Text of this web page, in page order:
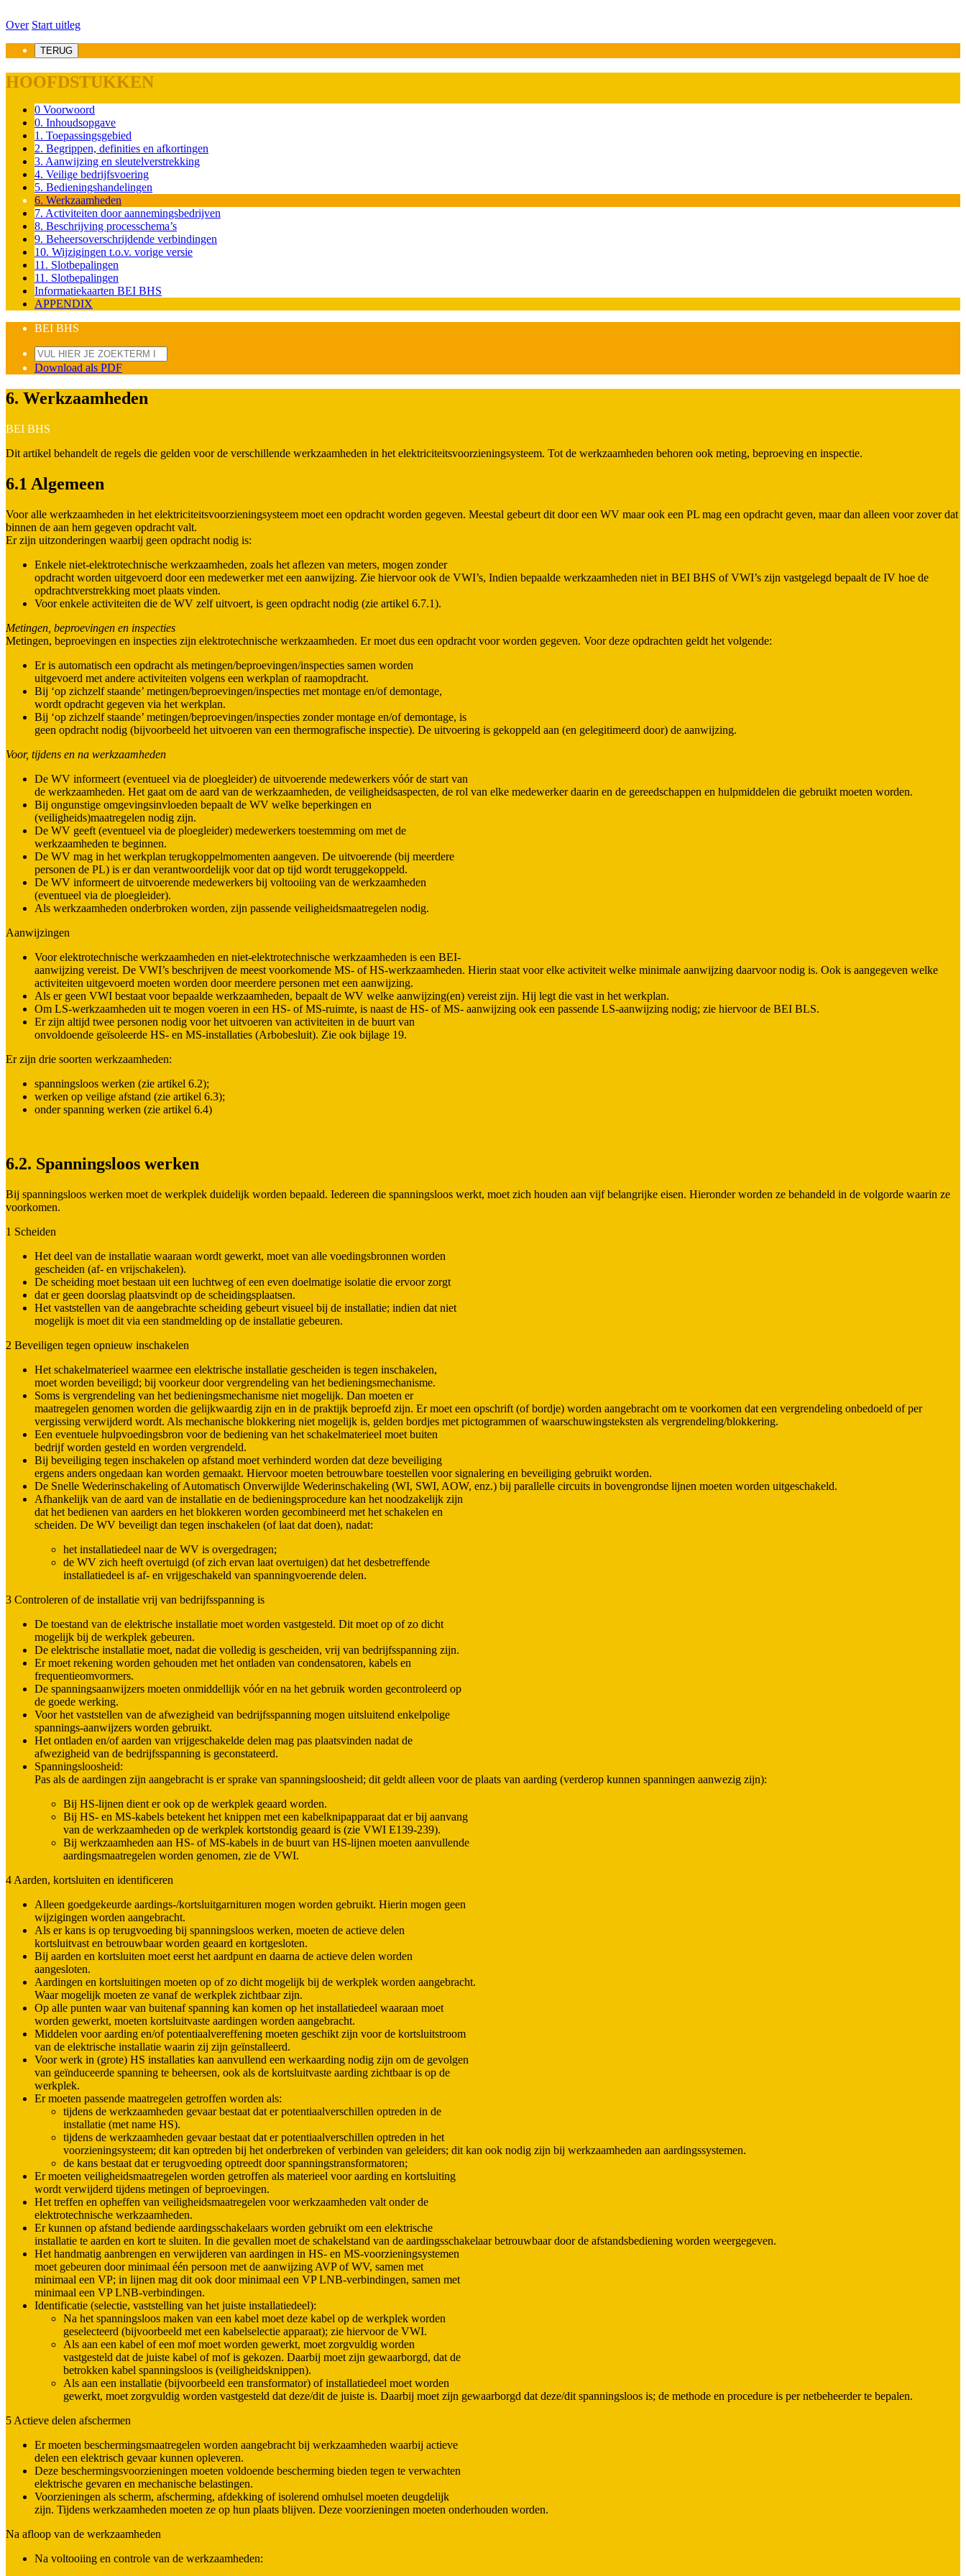
Over Start uitleg
TERUG
HOOFDSTUKKEN
0 Voorwoord
0. Inhoudsopgave
1. Toepassingsgebied
2. Begrippen, definities en afkortingen
3. Aanwijzing en sleutelverstrekking
4. Veilige bedrijfsvoering
5. Bedieningshandelingen
6. Werkzaamheden
7. Activiteiten door aannemingsbedrijven
8. Beschrijving processchema’s
9. Beheersoverschrijdende verbindingen
10. Wijzigingen t.o.v. vorige versie
11. Slotbepalingen
11. Slotbepalingen
Informatiekaarten BEI BHS
APPENDIX
BEI BHS
Download als PDF
6. Werkzaamheden
BEI BHS
Dit artikel behandelt de regels die gelden voor de verschillende werkzaamheden in het elektriciteitsvoorzieningsysteem. Tot de werkzaamheden behoren ook meting, beproeving en inspectie.
6.1 Algemeen
Voor alle werkzaamheden in het elektriciteitsvoorzieningsysteem moet een opdracht worden gegeven. Meestal gebeurt dit door een WV maar ook een PL mag een opdracht geven, maar dan alleen voor zover dat
binnen de aan hem gegeven opdracht valt.
Er zijn uitzonderingen waarbij geen opdracht nodig is:
Enkele niet-elektrotechnische werkzaamheden, zoals het aflezen van meters, mogen zonder
opdracht worden uitgevoerd door een medewerker met een aanwijzing. Zie hiervoor ook de VWI’s, Indien bepaalde werkzaamheden niet in BEI BHS of VWI’s zijn vastgelegd bepaalt de IV hoe de
opdrachtverstrekking moet plaats vinden.
Voor enkele activiteiten die de WV zelf uitvoert, is geen opdracht nodig (zie artikel 6.7.1).
Metingen, beproevingen en inspecties
Metingen, beproevingen en inspecties zijn elektrotechnische werkzaamheden. Er moet dus een opdracht voor worden gegeven. Voor deze opdrachten geldt het volgende:
Er is automatisch een opdracht als metingen/beproevingen/inspecties samen worden
uitgevoerd met andere activiteiten volgens een werkplan of raamopdracht.
Bij ‘op zichzelf staande’ metingen/beproevingen/inspecties met montage en/of demontage,
wordt opdracht gegeven via het werkplan.
Bij ‘op zichzelf staande’ metingen/beproevingen/inspecties zonder montage en/of demontage, is
geen opdracht nodig (bijvoorbeeld het uitvoeren van een thermografische inspectie). De uitvoering is gekoppeld aan (en gelegitimeerd door) de aanwijzing.
Voor, tijdens en na werkzaamheden
De WV informeert (eventueel via de ploegleider) de uitvoerende medewerkers vóór de start van
de werkzaamheden. Het gaat om de aard van de werkzaamheden, de veiligheidsaspecten, de rol van elke medewerker daarin en de gereedschappen en hulpmiddelen die gebruikt moeten worden.
Bij ongunstige omgevingsinvloeden bepaalt de WV welke beperkingen en
(veiligheids)maatregelen nodig zijn.
De WV geeft (eventueel via de ploegleider) medewerkers toestemming om met de
werkzaamheden te beginnen.
De WV mag in het werkplan terugkoppelmomenten aangeven. De uitvoerende (bij meerdere
personen de PL) is er dan verantwoordelijk voor dat op tijd wordt teruggekoppeld.
De WV informeert de uitvoerende medewerkers bij voltooiing van de werkzaamheden
(eventueel via de ploegleider).
Als werkzaamheden onderbroken worden, zijn passende veiligheidsmaatregelen nodig.
Aanwijzingen
Voor elektrotechnische werkzaamheden en niet-elektrotechnische werkzaamheden is een BEI-
aanwijzing vereist. De VWI’s beschrijven de meest voorkomende MS- of HS-werkzaamheden. Hierin staat voor elke activiteit welke minimale aanwijzing daarvoor nodig is. Ook is aangegeven welke
activiteiten uitgevoerd moeten worden door meerdere personen met een aanwijzing.
Als er geen VWI bestaat voor bepaalde werkzaamheden, bepaalt de WV welke aanwijzing(en) vereist zijn. Hij legt die vast in het werkplan.
Om LS-werkzaamheden uit te mogen voeren in een HS- of MS-ruimte, is naast de HS- of MS- aanwijzing ook een passende LS-aanwijzing nodig; zie hiervoor de BEI BLS.
Er zijn altijd twee personen nodig voor het uitvoeren van activiteiten in de buurt van
onvoldoende geïsoleerde HS- en MS-installaties (Arbobesluit). Zie ook bijlage 19.
Er zijn drie soorten werkzaamheden:
spanningsloos werken (zie artikel 6.2);
werken op veilige afstand (zie artikel 6.3);
onder spanning werken (zie artikel 6.4)
6.2. Spanningsloos werken
Bij spanningsloos werken moet de werkplek duidelijk worden bepaald. Iedereen die spanningsloos werkt, moet zich houden aan vijf belangrijke eisen. Hieronder worden ze behandeld in de volgorde waarin ze
voorkomen.
1 Scheiden
Het deel van de installatie waaraan wordt gewerkt, moet van alle voedingsbronnen worden
gescheiden (af- en vrijschakelen).
De scheiding moet bestaan uit een luchtweg of een even doelmatige isolatie die ervoor zorgt
dat er geen doorslag plaatsvindt op de scheidingsplaatsen.
Het vaststellen van de aangebrachte scheiding gebeurt visueel bij de installatie; indien dat niet
mogelijk is moet dit via een standmelding op de installatie gebeuren.
2 Beveiligen tegen opnieuw inschakelen
Het schakelmaterieel waarmee een elektrische installatie gescheiden is tegen inschakelen,
moet worden beveiligd; bij voorkeur door vergrendeling van het bedieningsmechanisme.
Soms is vergrendeling van het bedieningsmechanisme niet mogelijk. Dan moeten er
maatregelen genomen worden die gelijkwaardig zijn en in de praktijk beproefd zijn. Er moet een opschrift (of bordje) worden aangebracht om te voorkomen dat een vergrendeling onbedoeld of per
vergissing verwijderd wordt. Als mechanische blokkering niet mogelijk is, gelden bordjes met pictogrammen of waarschuwingsteksten als vergrendeling/blokkering.
Een eventuele hulpvoedingsbron voor de bediening van het schakelmaterieel moet buiten
bedrijf worden gesteld en worden vergrendeld.
Bij beveiliging tegen inschakelen op afstand moet verhinderd worden dat deze beveiliging
ergens anders ongedaan kan worden gemaakt. Hiervoor moeten betrouwbare toestellen voor signalering en beveiliging gebruikt worden.
De Snelle Wederinschakeling of Automatisch Onverwijlde Wederinschakeling (WI, SWI, AOW, enz.) bij parallelle circuits in bovengrondse lijnen moeten worden uitgeschakeld.
Afhankelijk van de aard van de installatie en de bedieningsprocedure kan het noodzakelijk zijn
dat het bedienen van aarders en het blokkeren worden gecombineerd met het schakelen en
scheiden. De WV beveiligt dan tegen inschakelen (of laat dat doen), nadat:
het installatiedeel naar de WV is overgedragen;
de WV zich heeft overtuigd (of zich ervan laat overtuigen) dat het desbetreffende
installatiedeel is af- en vrijgeschakeld van spanningvoerende delen.
3 Controleren of de installatie vrij van bedrijfsspanning is
De toestand van de elektrische installatie moet worden vastgesteld. Dit moet op of zo dicht
mogelijk bij de werkplek gebeuren.
De elektrische installatie moet, nadat die volledig is gescheiden, vrij van bedrijfsspanning zijn.
Er moet rekening worden gehouden met het ontladen van condensatoren, kabels en
frequentieomvormers.
De spanningsaanwijzers moeten onmiddellijk vóór en na het gebruik worden gecontroleerd op
de goede werking.
Voor het vaststellen van de afwezigheid van bedrijfsspanning mogen uitsluitend enkelpolige
spannings-aanwijzers worden gebruikt.
Het ontladen en/of aarden van vrijgeschakelde delen mag pas plaatsvinden nadat de
afwezigheid van de bedrijfsspanning is geconstateerd.
Spanningsloosheid:
Pas als de aardingen zijn aangebracht is er sprake van spanningsloosheid; dit geldt alleen voor de plaats van aarding (verderop kunnen spanningen aanwezig zijn):
Bij HS-lijnen dient er ook op de werkplek geaard worden.
Bij HS- en MS-kabels betekent het knippen met een kabelknipapparaat dat er bij aanvang
van de werkzaamheden op de werkplek kortstondig geaard is (zie VWI E139-239).
Bij werkzaamheden aan HS- of MS-kabels in de buurt van HS-lijnen moeten aanvullende
aardingsmaatregelen worden genomen, zie de VWI.
4 Aarden, kortsluiten en identificeren
Alleen goedgekeurde aardings-/kortsluitgarnituren mogen worden gebruikt. Hierin mogen geen
wijzigingen worden aangebracht.
Als er kans is op terugvoeding bij spanningsloos werken, moeten de actieve delen
kortsluitvast en betrouwbaar worden geaard en kortgesloten.
Bij aarden en kortsluiten moet eerst het aardpunt en daarna de actieve delen worden
aangesloten.
Aardingen en kortsluitingen moeten op of zo dicht mogelijk bij de werkplek worden aangebracht.
Waar mogelijk moeten ze vanaf de werkplek zichtbaar zijn.
Op alle punten waar van buitenaf spanning kan komen op het installatiedeel waaraan moet
worden gewerkt, moeten kortsluitvaste aardingen worden aangebracht.
Middelen voor aarding en/of potentiaalvereffening moeten geschikt zijn voor de kortsluitstroom
van de elektrische installatie waarin zij zijn geïnstalleerd.
Voor werk in (grote) HS installaties kan aanvullend een werkaarding nodig zijn om de gevolgen
van geïnduceerde spanning te beheersen, ook als de kortsluitvaste aarding zichtbaar is op de
werkplek.
Er moeten passende maatregelen getroffen worden als:
tijdens de werkzaamheden gevaar bestaat dat er potentiaalverschillen optreden in de
installatie (met name HS).
tijdens de werkzaamheden gevaar bestaat dat er potentiaalverschillen optreden in het
voorzieningsysteem; dit kan optreden bij het onderbreken of verbinden van geleiders; dit kan ook nodig zijn bij werkzaamheden aan aardingssystemen.
de kans bestaat dat er terugvoeding optreedt door spanningstransformatoren;
Er moeten veiligheidsmaatregelen worden getroffen als materieel voor aarding en kortsluiting
wordt verwijderd tijdens metingen of beproevingen.
Het treffen en opheffen van veiligheidsmaatregelen voor werkzaamheden valt onder de
elektrotechnische werkzaamheden.
Er kunnen op afstand bediende aardingsschakelaars worden gebruikt om een elektrische
installatie te aarden en kort te sluiten. In die gevallen moet de schakelstand van de aardingsschakelaar betrouwbaar door de afstandsbediening worden weergegeven.
Het handmatig aanbrengen en verwijderen van aardingen in HS- en MS-voorzieningsystemen
moet gebeuren door minimaal één persoon met de aanwijzing AVP of WV, samen met
minimaal een VP; in lijnen mag dit ook door minimaal een VP LNB-verbindingen, samen met
minimaal een VP LNB-verbindingen.
Identificatie (selectie, vaststelling van het juiste installatiedeel):
Na het spanningsloos maken van een kabel moet deze kabel op de werkplek worden
geselecteerd (bijvoorbeeld met een kabelselectie apparaat); zie hiervoor de VWI.
Als aan een kabel of een mof moet worden gewerkt, moet zorgvuldig worden
vastgesteld dat de juiste kabel of mof is gekozen. Daarbij moet zijn gewaarborgd, dat de
betrokken kabel spanningsloos is (veiligheidsknippen).
Als aan een installatie (bijvoorbeeld een transformator) of installatiedeel moet worden
gewerkt, moet zorgvuldig worden vastgesteld dat deze/dit de juiste is. Daarbij moet zijn gewaarborgd dat deze/dit spanningsloos is; de methode en procedure is per netbeheerder te bepalen.
5 Actieve delen afschermen
Er moeten beschermingsmaatregelen worden aangebracht bij werkzaamheden waarbij actieve
delen een elektrisch gevaar kunnen opleveren.
Deze beschermingsvoorzieningen moeten voldoende bescherming bieden tegen te verwachten
elektrische gevaren en mechanische belastingen.
Voorzieningen als scherm, afscherming, afdekking of isolerend omhulsel moeten deugdelijk
zijn. Tijdens werkzaamheden moeten ze op hun plaats blijven. Deze voorzieningen moeten onderhouden worden.
Na afloop van de werkzaamheden
Na voltooiing en controle van de werkzaamheden: